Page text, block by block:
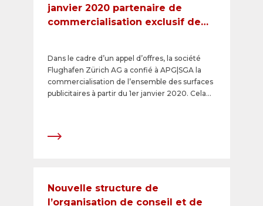
janvier 2020 partenaire de
commercialisation exclusif de
Dans le cadre d’un appel d’offres, la société
Flughafen Zürich AG a confié à APG|SGA la
commercialisation de l’ensemble des surfaces
publicitaires à partir du 1er janvier 2020. Cela
les BrandingZones et formats spéciaux ainsi
Nouvelle structure de
l’organisation de conseil et de